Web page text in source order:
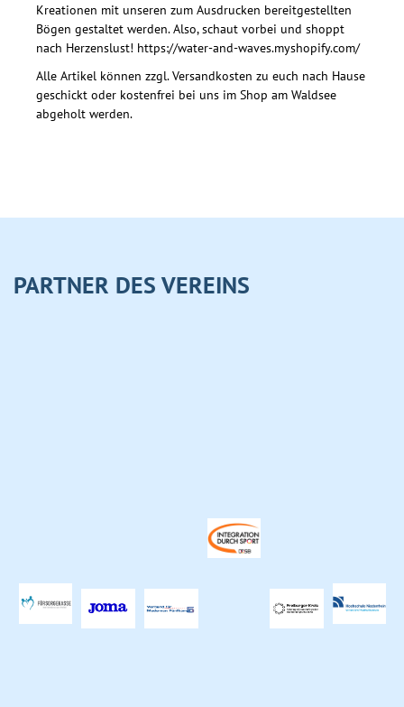
Kreationen mit unseren zum Ausdrucken bereitgestellten
Bögen gestaltet werden. Also, schaut vorbei und shoppt
nach Herzenslust! https://water-and-waves.myshopify.com/
Alle Artikel können zzgl. Versandkosten zu euch nach Hause
geschickt oder kostenfrei bei uns im Shop am Waldsee
abgeholt werden.
PARTNER DES VEREINS